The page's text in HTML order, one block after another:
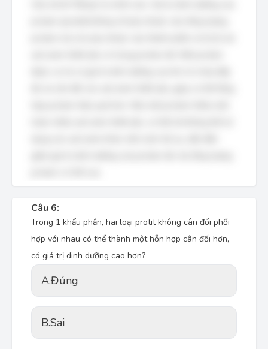
Câu 6:
Trong 1 khẩu phần, hai loại protit không cân đối phối
hợp với nhau có thể thành một hỗn hợp cân đối hơn,
có giá trị dinh dưỡng cao hơn?
A.Đúng
B.Sai